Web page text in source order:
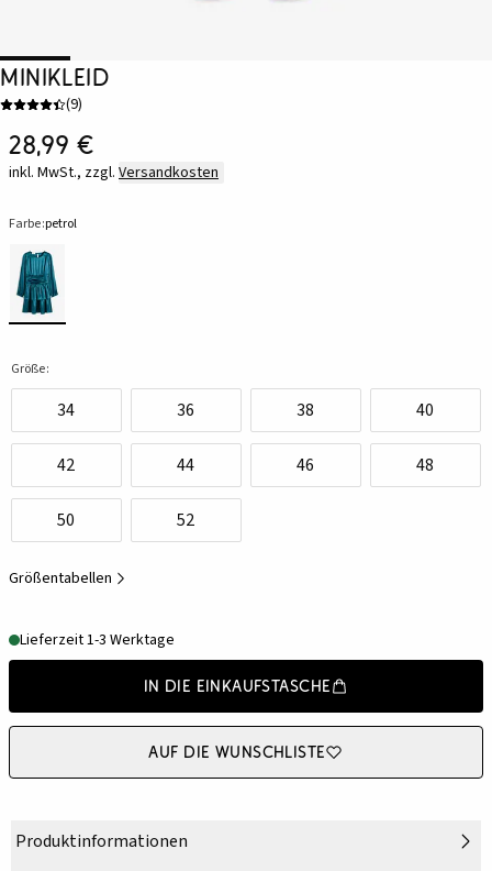
Minikleid
(9)
28,99 €
inkl. MwSt., zzgl. Versandkosten
Farbe:petrol
Größe:
34 36 38 40
42 44 46 48
50 52
Größentabellen
Lieferzeit 1-3 Werktage
In die Einkaufstasche
Auf die Wunschliste
Produktinformationen